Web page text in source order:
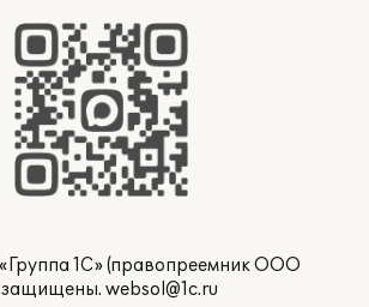
1С» (правопреемник ООО
защищены. websol@1c.ru